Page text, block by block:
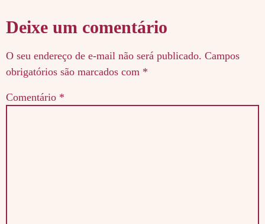
Deixe um comentário
O seu endereço de e-mail não será publicado. Campos
obrigatórios são marcados com *
Comentário *